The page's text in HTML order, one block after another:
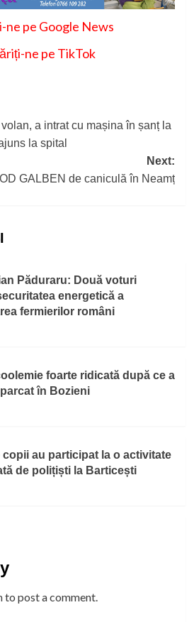
ne pe Google News
ne pe TikTok
a intrat cu mașina în șanț la
la spital
Next:
GALBEN de caniculă în Neamț
Păduraru: Două voturi
energetică a
fermierilor români
foarte ridicată după ce a
în Bozieni
au participat la o activitate
de polițiști la Barticești
to post a comment.